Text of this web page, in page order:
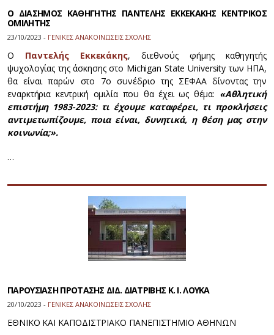
Ο ΔΙΑΣΗΜΟΣ ΚΑΘΗΓΗΤΗΣ ΠΑΝΤΕΛΗΣ ΕΚΚΕΚΑΚΗΣ ΚΕΝΤΡΙΚΟΣ
ΟΜΙΛΗΤΗΣ
23/10/2023 - ΓΕΝΙΚΕΣ ΑΝΑΚΟΙΝΩΣΕΙΣ ΣΧΟΛΗΣ
Ο Παντελής Εκκεκάκης, διεθνούς φήμης καθηγητής
ψυχολογίας της άσκησης στο Michigan State University των ΗΠΑ,
θα είναι παρών στο 7ο συνέδριο της ΣΕΦΑΑ δίνοντας την
εναρκτήρια κεντρική ομιλία που θα έχει ως θέμα: «Αθλητική
επιστήμη 1983-2023: τι έχουμε καταφέρει, τι προκλήσεις
αντιμετωπίζουμε, ποια είναι, δυνητικά, η θέση μας στην
κοινωνία;».
…
ΠΑΡΟΥΣΙΑΣΗ ΠΡΟΤΑΣΗΣ ΔΙΔ. ΔΙΑΤΡΙΒΗΣ Κ. Ι. ΛΟΥΚΑ
20/10/2023 - ΓΕΝΙΚΕΣ ΑΝΑΚΟΙΝΩΣΕΙΣ ΣΧΟΛΗΣ
ΕΘΝΙΚΟ ΚΑΙ ΚΑΠΟΔΙΣΤΡΙΑΚΟ ΠΑΝΕΠΙΣΤΗΜΙΟ ΑΘΗΝΩΝ